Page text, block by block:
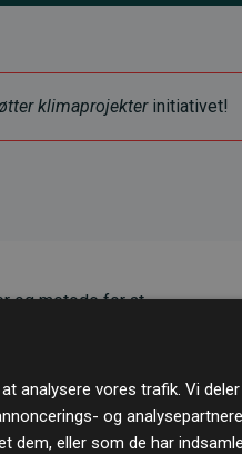
klimaprojekterinitiativet!
og metode for at
estimerede
analysere vores trafik. Vi
og
dem, eller som de har